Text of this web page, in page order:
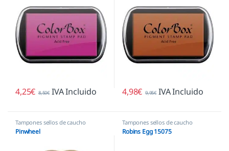
4,25€ 8,50€ IVA Incluido 4,98€ 9,95€ IVA Incluido
Tampones sellos de caucho
Pinwheel
Tampones sellos de caucho
Robins Egg 15075